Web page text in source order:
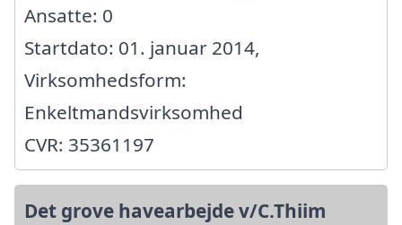
Ansatte: 0
Startdato: 01. januar 2014,
Virksomhedsform:
Enkeltmandsvirksomhed
CVR: 35361197
Det grove havearbejde v/C.Thiim